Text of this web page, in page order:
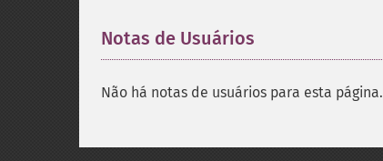
Notas de Usuários
Não há notas de usuários para esta página.